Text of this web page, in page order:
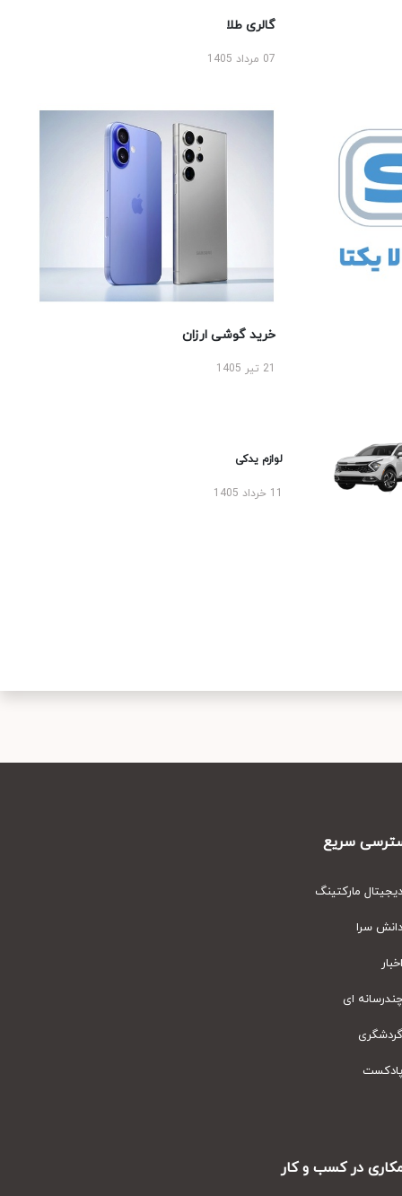
گالری طلا
07 مرداد 1405
خرید گوشی ارزان
لوازم یدکی
سریع
مارکتینگ
سرا
ای
در کسب و کار